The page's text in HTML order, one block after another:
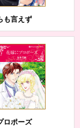
も言えず
ロポーズ